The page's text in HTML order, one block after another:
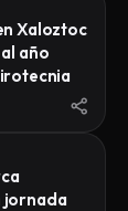
Xaloztoc
año
jornada